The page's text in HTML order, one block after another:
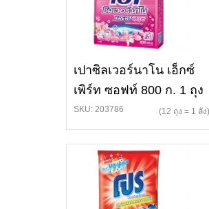
เปาซิลเวอร์นาโน เอ็กซ์
เพิร์ท ซอฟท์ 800 ก. 1 ถุง
SKU: 203786 (12 ถุง = 1 ลัง)